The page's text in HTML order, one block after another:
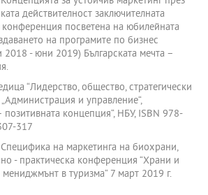
действителност заключителната
посветена на юбилейната
на програмите по бизнес
- юни 2019) Българската мечта –
“Лидерство, общество, стратегически
и управление“,
позитивната концепция“, НБУ, ISBN 978-
317
на маркетинга на биохрани,
- практическа конференция “Храни и
в туризма“ 7 март 2019 г.